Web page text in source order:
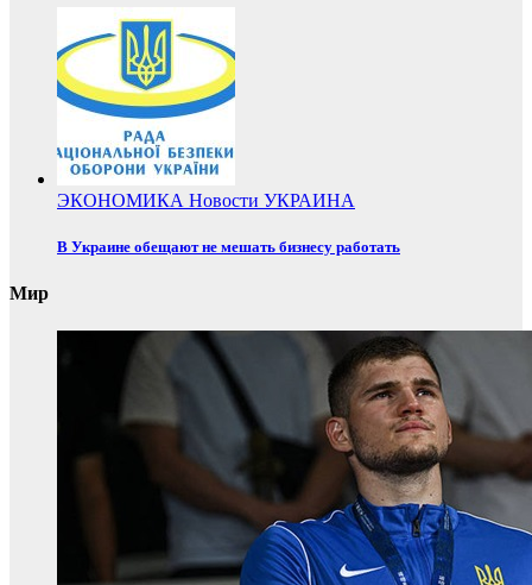
ЭКОНОМИКА Новости УКРАИНА
В Украине обещают не мешать бизнесу работать
Мир